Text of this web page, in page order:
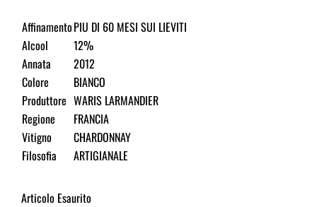
AffinamentoPIU DI 60 MESI SUI LIEVITI
Alcool
12%
Annata
2012
Colore
BIANCO
Produttore WARIS LARMANDIER
Regione
FRANCIA
Vitigno
CHARDONNAY
Filosofia
ARTIGIANALE
Articolo Esaurito